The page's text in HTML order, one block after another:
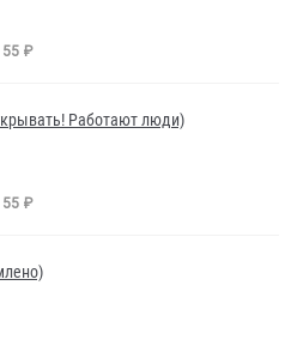
₽
Работают люди)
₽